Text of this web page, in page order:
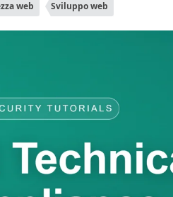
web Sviluppo web